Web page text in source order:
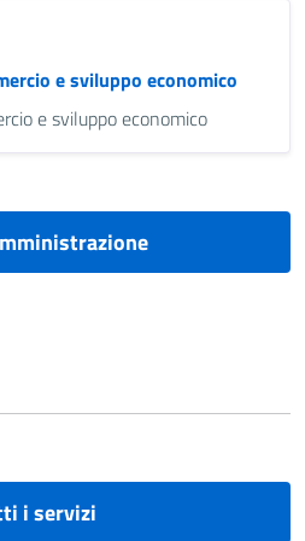
e sviluppo economico
e sviluppo economico
i servizi